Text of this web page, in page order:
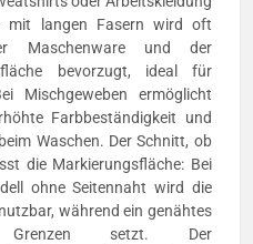
mit langen Fasern wird oft
Maschenware und der
bevorzugt, ideal für
Mischgeweben ermöglicht
Farbbeständigkeit und
Waschen. Der Schnitt, ob
die Markierungsfläche: Bei
ohne Seitennaht wird die
während ein genähtes
Grenzen setzt. Der